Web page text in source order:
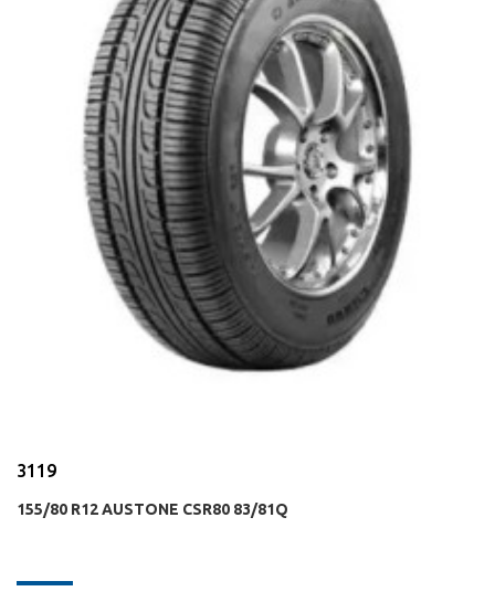
3119
155/80 R12 AUSTONE CSR80 83/81Q